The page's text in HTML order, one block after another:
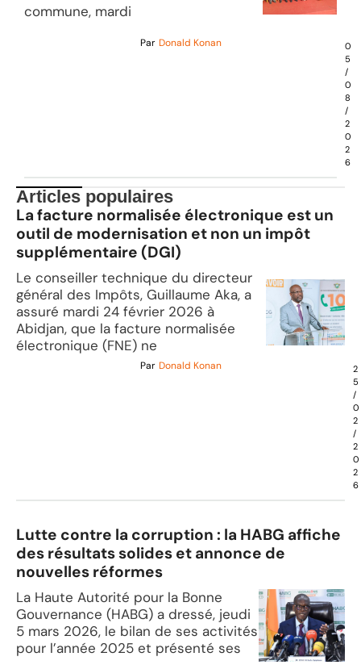
commune, mardi
Par Donald Konan
0
5
/
0
8
/
2
0
2
6
Articles populaires
La facture normalisée électronique est un
outil de modernisation et non un impôt
supplémentaire (DGI)
Le conseiller technique du directeur
général des Impôts, Guillaume Aka, a
assuré mardi 24 février 2026 à
Abidjan, que la facture normalisée
électronique (FNE) ne
Par Donald Konan
2
5
/
0
2
/
2
0
2
6
Lutte contre la corruption : la HABG affiche
des résultats solides et annonce de
nouvelles réformes
La Haute Autorité pour la Bonne
Gouvernance (HABG) a dressé, jeudi
5 mars 2026, le bilan de ses activités
pour l’année 2025 et présenté ses